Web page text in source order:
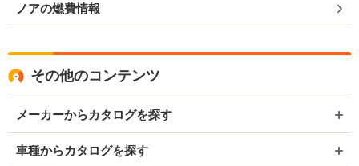
ノアの燃費情報
その他のコンテンツ
メーカーからカタログを探す
車種からカタログを探す